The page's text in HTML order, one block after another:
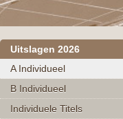
Uitslagen 2026
A Individueel
B Individueel
Individuele Titels